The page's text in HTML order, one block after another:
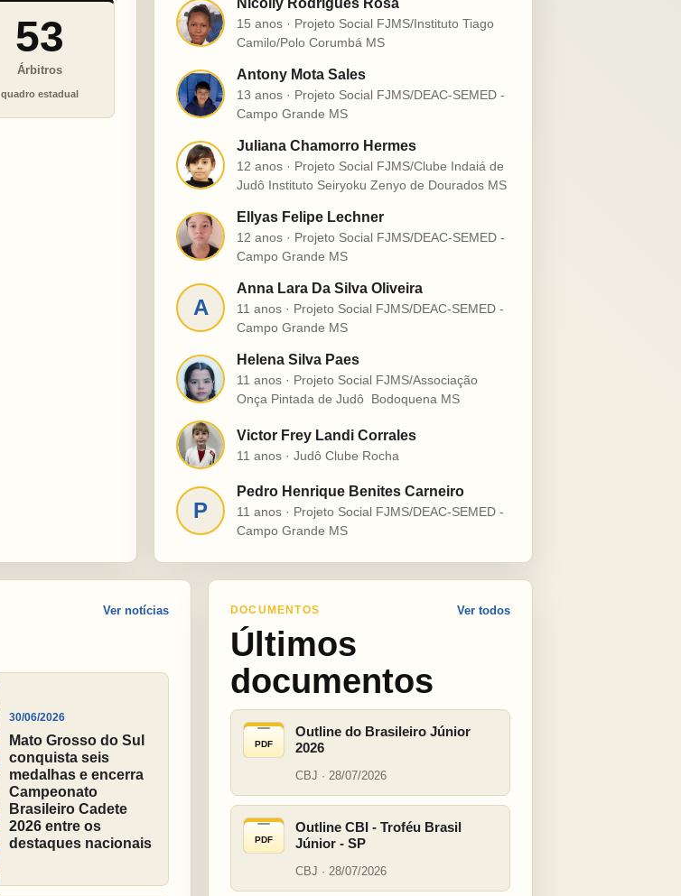
53
Árbitros
quadro estadual
N
Nicolly Rodrigues Rosa
15 anos · Projeto Social FJMS/Instituto Tiago
Camilo/Polo Corumbá MS
A
Antony Mota Sales
13 anos · Projeto Social FJMS/DEAC-SEMED -
Campo Grande MS
J
Juliana Chamorro Hermes
12 anos · Projeto Social FJMS/Clube Indaiá de
Judô Instituto Seiryoku Zenyo de Dourados MS
E
Ellyas Felipe Lechner
12 anos · Projeto Social FJMS/DEAC-SEMED -
Campo Grande MS
A
Anna Lara Da Silva Oliveira
11 anos · Projeto Social FJMS/DEAC-SEMED -
Campo Grande MS
H
Helena Silva Paes
11 anos · Projeto Social FJMS/Associação
Onça Pintada de Judô  Bodoquena MS
V Victor Frey Landi Corrales
11 anos · Judô Clube Rocha
P
Pedro Henrique Benites Carneiro
11 anos · Projeto Social FJMS/DEAC-SEMED -
Campo Grande MS
Ver notícias
30/06/2026
Mato Grosso do Sul
conquista seis
medalhas e encerra
Campeonato
Brasileiro Cadete
2026 entre os
destaques nacionais
DOCUMENTOS
Últimos
documentos
Ver todos
PDF
Outline do Brasileiro Júnior
2026
CBJ · 28/07/2026
PDF
Outline CBI - Troféu Brasil
Júnior - SP
CBJ · 28/07/2026